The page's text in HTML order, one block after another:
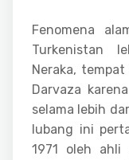
Fenomena
Turkenistan
Neraka,
Darvaza
selama lebih
lubang ini
1971 oleh